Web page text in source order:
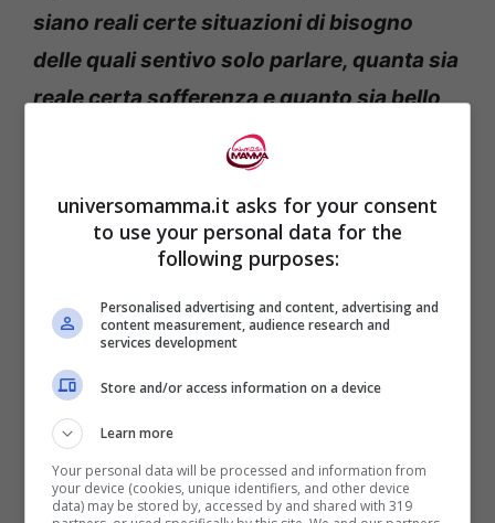
siano reali certe situazioni di bisogno
delle quali sentivo solo parlare, quanta sia
reale certa sofferenza e quanto sia bello
Io per prima sto bene
quando faccio volontariato e sarebbe bello
e utile per tutti fare queste esperienze
anche solo per un po’ di tempo».
Asia non manca di ringraziare anche i suoi
maestri del comitato della Croce Rossa.
Hanno fatto un bel lavoro, se venerdì sono
riuscita a intervenire è anche grazie a
loro”. Ora la ragazza lancia un appello:“Mi
piacerebbe incontrare quella donna per
universomamma.it asks for your consent
to use your personal data for the
following purposes:
Personalised advertising and content, advertising and
content measurement, audience research and
services development
Store and/or access information on a device
Learn more
Your personal data will be processed and information from
your device (cookies, unique identifiers, and other device
data) may be stored by, accessed by and shared with 319